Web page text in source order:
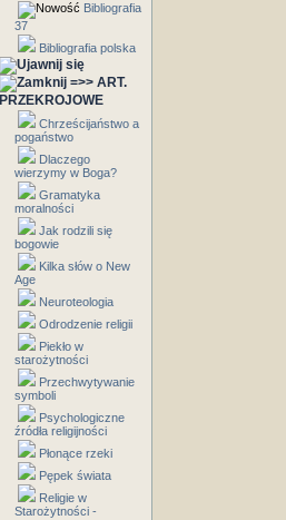
Bibliografia
37
Bibliografia polska
=>> ART.
PRZEKROJOWE
Chrześcijaństwo a
pogaństwo
Dlaczego
wierzymy w Boga?
Gramatyka
moralności
Jak rodzili się
bogowie
Kilka słów o New
Age
Neuroteologia
Odrodzenie religii
Piekło w
starożytności
Przechwytywanie
symboli
Psychologiczne
źródła religijności
Płonące rzeki
Pępek świata
Religie w
Starożytności -